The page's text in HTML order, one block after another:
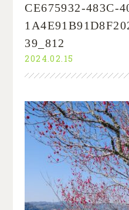
CE675932-483C-
39_812
2024.02.15